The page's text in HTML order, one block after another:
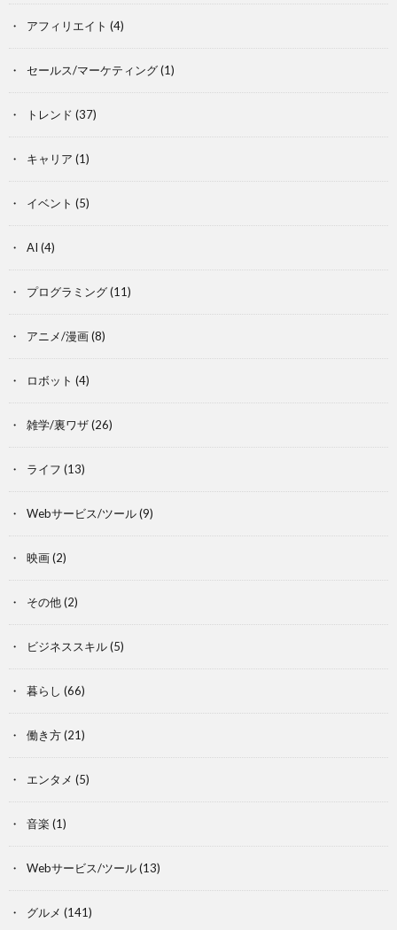
アフィリエイト (4)
セールス/マーケティング(1)
トレンド (37)
キャリア (1)
イベント (5)
AI (4)
プログラミング(11)
アニメ/漫画(8)
ロボット (4)
雑学/裏ワザ(26)
ライフ (13)
Webサービス/ツール(9)
映画(2)
その他(2)
ビジネススキル(5)
暮らし (66)
働き方(21)
エンタメ (5)
音楽 (1)
Webサービス/ツール(13)
グルメ (141)